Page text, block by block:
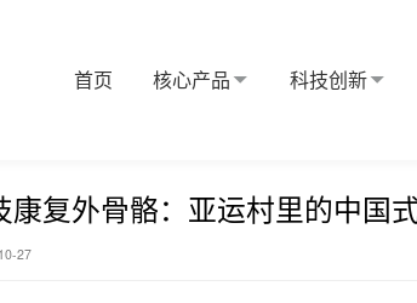
首页 核心产品 科技创新
康复外骨骼：亚运村里的中国
27